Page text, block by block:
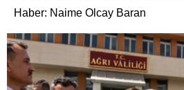
Haber: Naime Olcay Baran